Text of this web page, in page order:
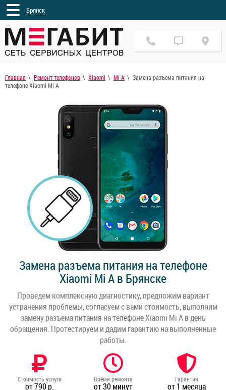
Брянск
Главная Ремонт телефонов Xiaomi Mi A
Замена разъема питания на
телефоне Xiaomi Mi A
Замена разъема питания на телефоне
Xiaomi Mi A в Брянске
Проведем комплексную диагностику, предложим вариант
устранения проблемы, согласуем с вами стоимость, выполним
замену разъема питания на телефоне Xiaomi Mi A в день
обращения. Протестируем и дадим гарантию на выполненные
работы.
Стоимость услуги
от 790 р.
Время ремонта
от 30 минут
Гарантия
от 1 месяца